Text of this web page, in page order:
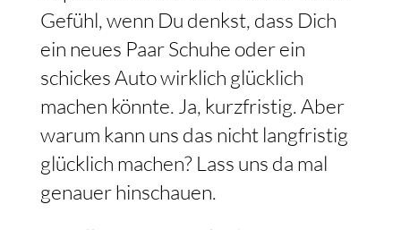
Gefühl, wenn Du denkst, dass Dich
ein neues Paar Schuhe oder ein
schickes Auto wirklich glücklich
machen könnte. Ja, kurzfristig. Aber
warum kann uns das nicht langfristig
glücklich machen? Lass uns da mal
genauer hinschauen.